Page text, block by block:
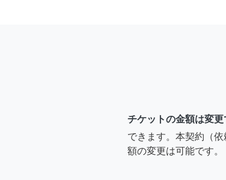
チケットの金額は変更
できます。本契約（
額の変更は可能です。